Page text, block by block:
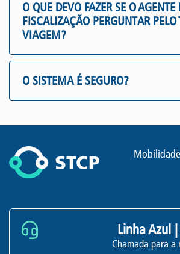
O QUE DEVO FAZER SE O AGENTE
FISCALIZAÇÃO PERGUNTAR PELO
VIAGEM?
O SISTEMA É SEGURO?
Linha Azul |
Chamada para a